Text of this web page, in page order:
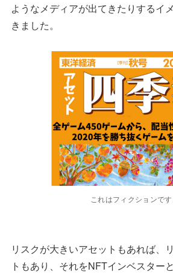
ようなメディアが出てきたりするイ
きました。
これはフィクションです
リスクが大きいアセットもあれば、
トもあり、それをNFTインベスター